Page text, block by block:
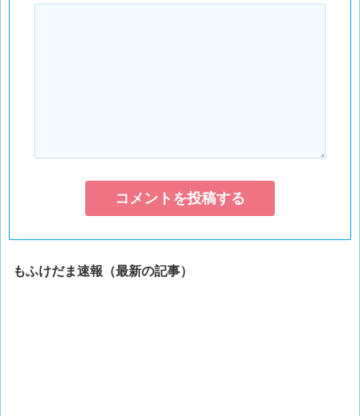
もふけだま速報（最新の記事）